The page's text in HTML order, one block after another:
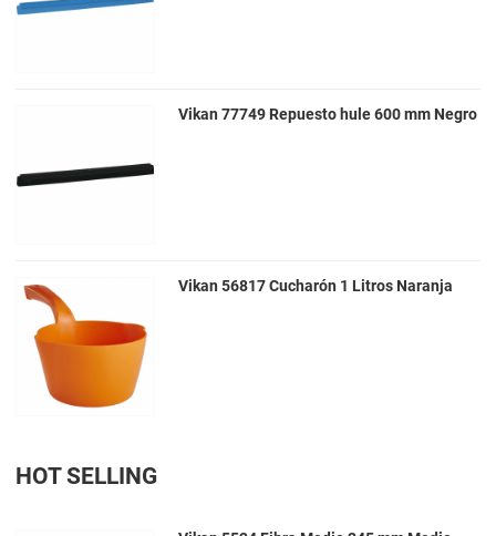
Vikan 77749 Repuesto hule 600 mm Negro
Vikan 56817 Cucharón 1 Litros Naranja
HOT SELLING